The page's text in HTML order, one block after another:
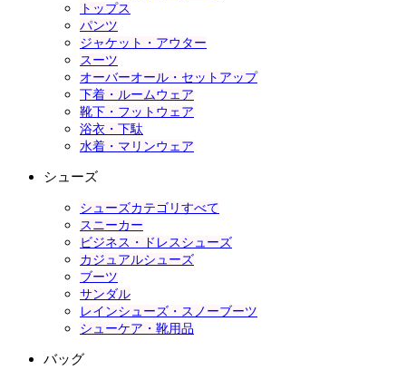
トップス
パンツ
ジャケット・アウター
スーツ
オーバーオール・セットアップ
下着・ルームウェア
靴下・フットウェア
浴衣・下駄
水着・マリンウェア
シューズ
シューズカテゴリすべて
スニーカー
ビジネス・ドレスシューズ
カジュアルシューズ
ブーツ
サンダル
レインシューズ・スノーブーツ
シューケア・靴用品
バッグ